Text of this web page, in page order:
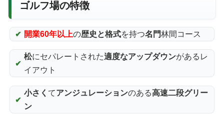
ゴルフ場の特徴
開業60年以上の歴史と格式を持つ名門林間コース
松にセパレートされた適度なアップダウンがあるレ
イアウト
小さく てアンジュレーションのある高速二段グリー
ン